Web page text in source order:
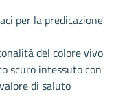
per la predicazione
del colore vivo
scuro intessuto con
di saluto